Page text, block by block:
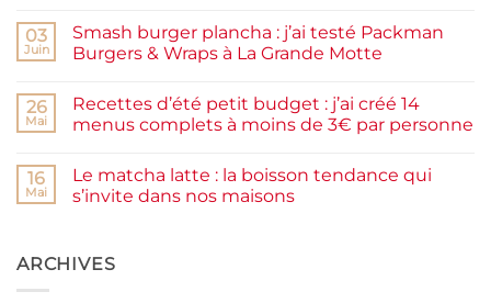
et
rapide
sur
Pancakes
à
complète,
moelleux
et
03
Juin
Smash burger plancha : j’ai testé Packman
Burgers & Wraps à La Grande Motte
sur
Smash
burger
testé
Packman
Burgers &
Grande
Motte
26
Mai
Recettes d’été petit budget : j’ai créé 14
menus complets à moins de 3€ par personne
sur
Recettes
d’été
j’ai
créé
16
Mai
Le matcha latte : la boisson tendance qui
s’invite dans nos maisons
Le
matcha
ARCHIVES